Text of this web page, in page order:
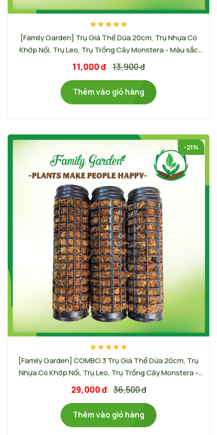
[Family Garden] Trụ Giá Thể Dừa 20cm, Trụ Nhựa Có
Khớp Nối, Trụ Leo, Trụ Trồng Cây Monstera - Màu sắc
trụ: Trắng
11,000 đ 13,900 đ
Thêm vào giỏ hàng
-21%
[Family Garden] COMBO 3 Trụ Giá Thể Dừa 20cm, Trụ
Nhựa Có Khớp Nối, Trụ Leo, Trụ Trồng Cây Monstera -
Màu sắc trụ: Đen
29,000 đ 36,500 đ
Thêm vào giỏ hàng